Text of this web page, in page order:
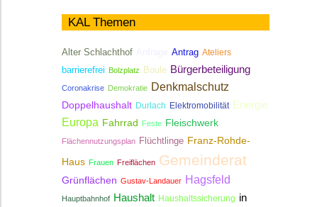
KAL Themen
Alter Schlachthof Antrag Ateliers
barrierefrei Bolzplatz Boule Bürgerbeteiligung
Coronakrise Demokratie Denkmalschutz
Doppelhaushalt Durlach Elektromobilität Energie
Europa Fahrrad Feste Fleischwerk
Flächennutzungsplan Flüchtlinge Franz-Rohde-
Haus Frauen Freiflächen Gemeinderat
Grünflächen Gustav-Landauer Hagsfeld
Hauptbahnhof Haushalt Haushaltssicherung in